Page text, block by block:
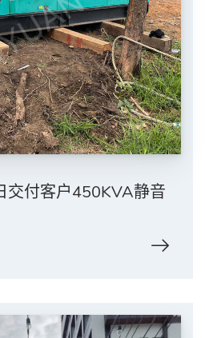
付客户450KVA静音